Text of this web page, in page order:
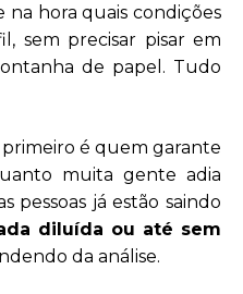
na hora quais condições
sem precisar pisar em
de papel. Tudo
é quem garante
muita gente adia
pessoas já estão saindo
diluída ou até sem
da análise.